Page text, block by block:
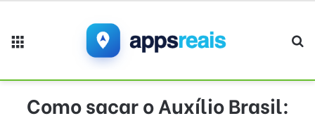
Como sacar o Auxílio Brasil: